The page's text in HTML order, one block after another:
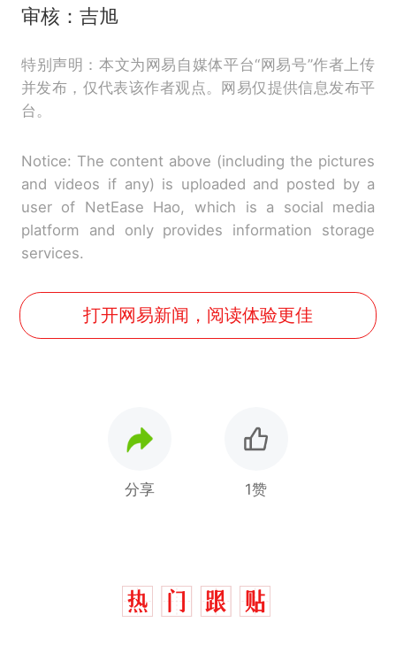
审核：吉旭
特别声明：本文为网易自媒体平台“网易号”作者上传
并发布，仅代表该作者观点。网易仅提供信息发布平
台。
Notice: The content above (including the pictures
and videos if any) is uploaded and posted by a
user of NetEase Hao, which is a social media
platform and only provides information storage
services.
打开网易新闻，阅读体验更佳
分享 1赞